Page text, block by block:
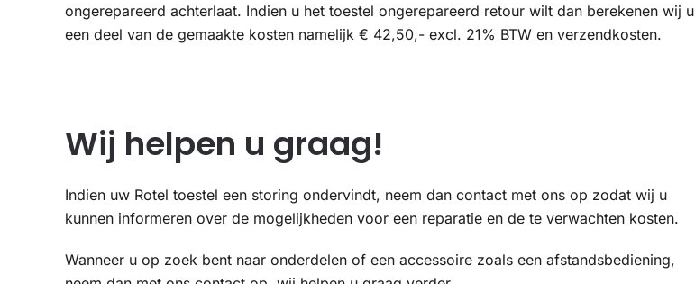
ongerepareerd achterlaat. Indien u het toestel ongerepareerd retour wilt dan berekenen wij u
een deel van de gemaakte kosten namelijk € 42,50,- excl. 21% BTW en verzendkosten.
Wij helpen u graag!
Indien uw Rotel toestel een storing ondervindt, neem dan contact met ons op zodat wij u
kunnen informeren over de mogelijkheden voor een reparatie en de te verwachten kosten.
Wanneer u op zoek bent naar onderdelen of een accessoire zoals een afstandsbediening,